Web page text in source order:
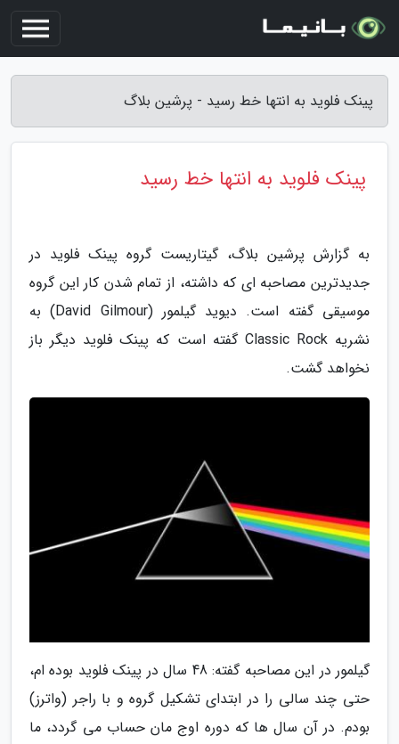
پینک فلوید به انتها خط رسید - پرشین بلاگ
پینک فلوید به انتها خط رسید
به گزارش پرشین بلاگ، گیتاریست گروه پینک فلوید در
جدیدترین مصاحبه ای که داشته، از تمام شدن کار این گروه
موسیقی گفته است. دیوید گیلمور (David Gilmour) به
نشریه Classic Rock گفته است که پینک فلوید دیگر باز
نخواهد گشت.
گیلمور در این مصاحبه گفته: 48 سال در پینک فلوید بوده ام،
حتی چند سالی را در ابتدای تشکیل گروه و با راجر (واترز)
بودم. در آن سال ها که دوره اوج مان حساب می گردد، ما